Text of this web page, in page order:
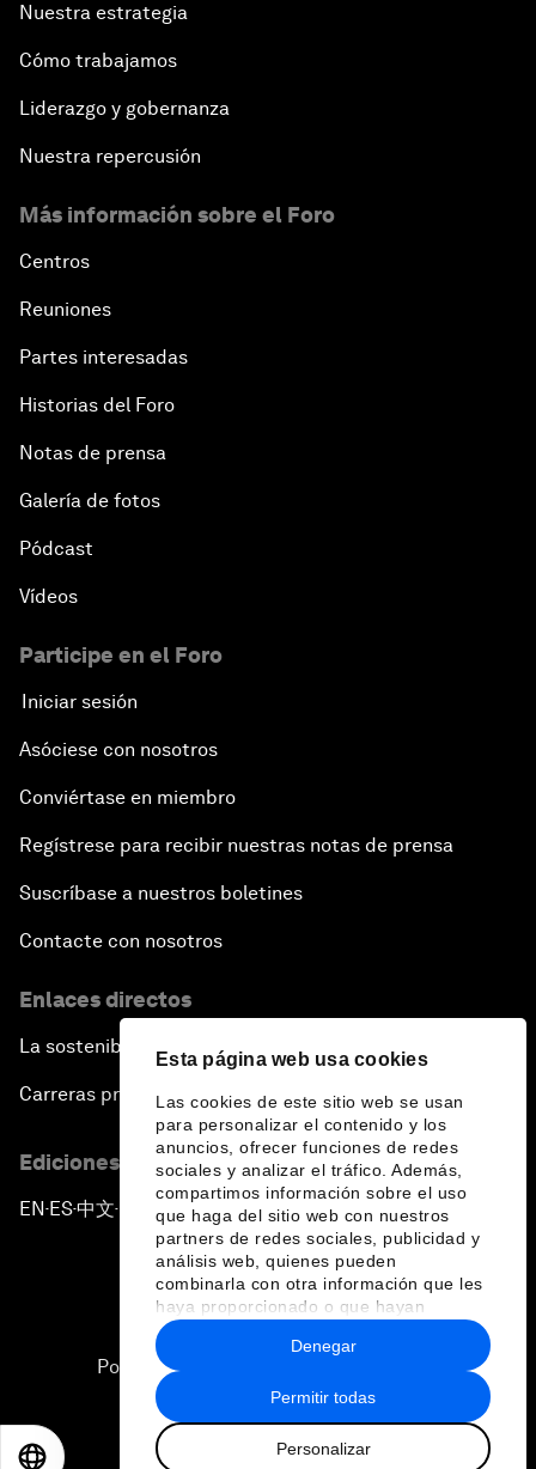
Esta página web usa cookies
Las cookies de este sitio web se usan
para personalizar el contenido y los
anuncios, ofrecer funciones de redes
sociales y analizar el tráfico. Además,
compartimos información sobre el uso
que haga del sitio web con nuestros
partners de redes sociales, publicidad y
análisis web, quienes pueden
combinarla con otra información que les
haya proporcionado o que hayan
recopilado a partir del uso que haya
hecho de sus servicios.
Permitir todas
Personalizar
Denegar
Nuestra estrategia
Cómo trabajamos
Liderazgo y gobernanza
Nuestra repercusión
Más información sobre el Foro
Centros
Reuniones
Partes interesadas
Historias del Foro
Notas de prensa
Galería de fotos
Pódcast
Vídeos
Participe en el Foro
Iniciar sesión
Asóciese con nosotros
Conviértase en miembro
Regístrese para recibir nuestras notas de prensa
Suscríbase a nuestros boletines
Contacte con nosotros
Enlaces directos
La sostenibilidad en el Foro
Carreras profesionales
Ediciones en otros idiomas
EN ▪ES▪中文▪ 日本語
Política de privacidad y normas de uso
Sitemap
2026 Foro Económico Mundial